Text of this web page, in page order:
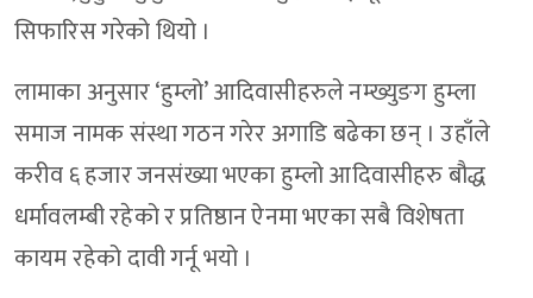
सिफारिस गरेको थियो ।
लामाका अनुसार ‘हुम्लो’ आदिवासीहरुले नम्ख्युङग हुम्ला
समाज नामक संस्था गठन गरेर अगाडि बढेका छन् । उहाँले
करीव ६ हजार जनसंख्या भएका हुम्लो आदिवासीहरु बौद्ध
धर्मावलम्बी रहेको र प्रतिष्ठान ऐनमा भएका सबै विशेषता
कायम रहेको दावी गर्नू भयो ।